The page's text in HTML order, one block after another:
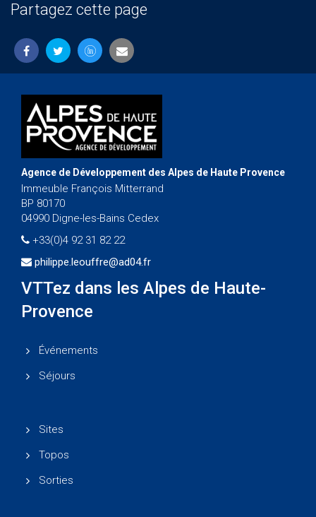
Partagez cette page
Agence de Développement des Alpes de Haute Provence
Immeuble François Mitterrand
BP 80170
04990 Digne-les-Bains Cedex
+33(0)4 92 31 82 22
philippe.leouffre@ad04.fr
VTTez dans les Alpes de Haute-
Provence
Événements
Séjours
Sites
Topos
Sorties